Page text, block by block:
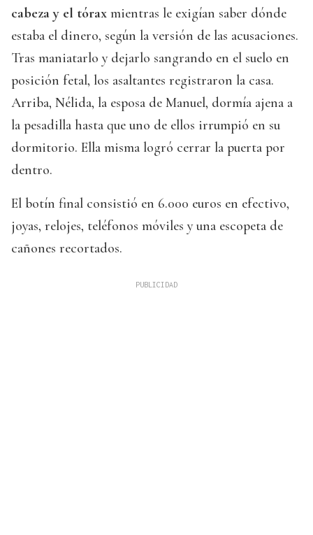
cabeza y el tórax mientras le exigían saber dónde
estaba el dinero, según la versión de las acusaciones.
Tras maniatarlo y dejarlo sangrando en el suelo en
posición fetal, los asaltantes registraron la casa.
Arriba, Nélida, la esposa de Manuel, dormía ajena a
la pesadilla hasta que uno de ellos irrumpió en su
dormitorio. Ella misma logró cerrar la puerta por
dentro.
El botín final consistió en 6.000 euros en efectivo,
joyas, relojes, teléfonos móviles y una escopeta de
cañones recortados.